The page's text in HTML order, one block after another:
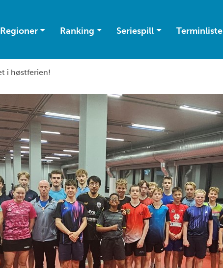
Regioner Ranking Seriespill Terminliste
i høstferien!